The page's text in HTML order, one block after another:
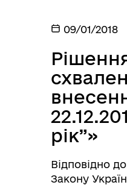
09/01/2018
рік”»
Відповідно
Закону